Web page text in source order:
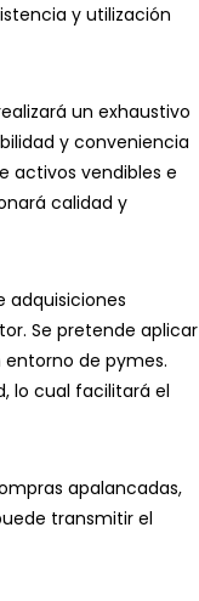
y utilización
un exhaustivo
y conveniencia
activos vendibles e
calidad y
adquisiciones
Se pretende aplicar
de pymes.
lo cual facilitará el
apalancadas,
transmitir el